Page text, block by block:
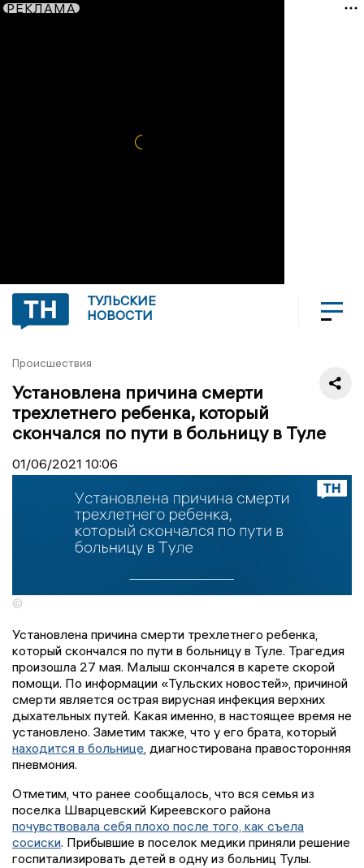
РЕКЛАМА
ТУЛЬСКИЕ
НОВОСТИ
Происшествия
Установлена причина смерти
трехлетнего ребенка, который
скончался по пути в больницу в Туле
01/06/2021 10:06
©
Установлена причина смерти трехлетнего ребенка,
который скончался по пути в больницу в Туле. Трагедия
произошла 27 мая. Малыш скончался в карете скорой
помощи. По информации «Тульских новостей», причиной
смерти является острая вирусная инфекция верхних
дыхательных путей. Какая именно, в настоящее время не
установлено. Заметим также, что у его брата, который
находится в больнице, диагностирована правосторонняя
пневмония.
Отметим, что ранее сообщалось, что вся семья из
поселка Шварцевский Киреевского района
почувствовала себя плохо после того, как съела
сосиски. Прибывшие в поселок медики приняли решение
госпитализировать детей в одну из больниц Тулы.